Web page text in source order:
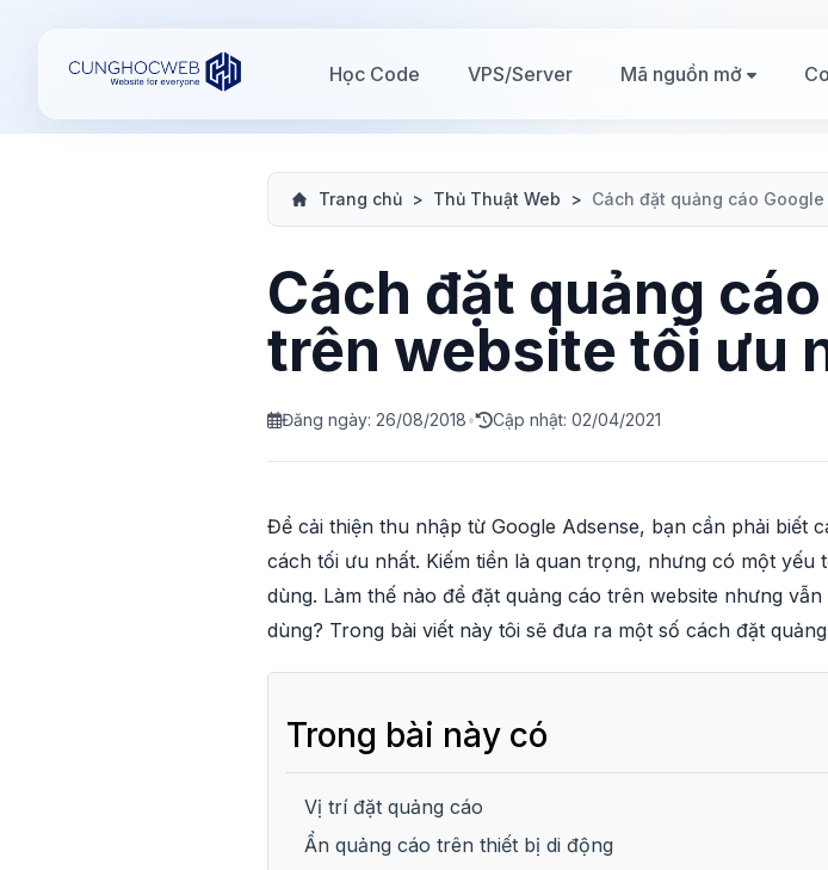
Học Code VPS/Server Mã nguồn mở
Trang chủ > Thủ Thuật Web > Cách đặt quảng cáo
Cách đặt quảng
trên website tối ưu
Đăng ngày: 26/08/2018• Cập nhật: 02/04/2021
Để cải thiện thu nhập từ Google Adsense, bạn cần phải biết
cách tối ưu nhất. Kiếm tiền là quan trọng, nhưng có một
dùng. Làm thế nào để đặt quảng cáo trên website nhưng
dùng? Trong bài viết này tôi sẽ đưa ra một số cách đặt
Trong bài này có
Vị trí đặt quảng cáo
Ẩn quảng cáo trên thiết bị di động